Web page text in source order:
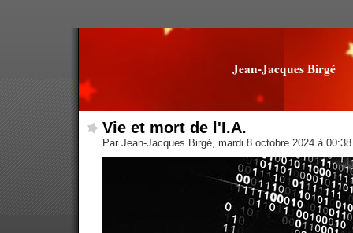
Jean-Jacques Birgé
Vie et mort de l'I.A.
Par Jean-Jacques Birgé, mardi 8 octobre 2024 à